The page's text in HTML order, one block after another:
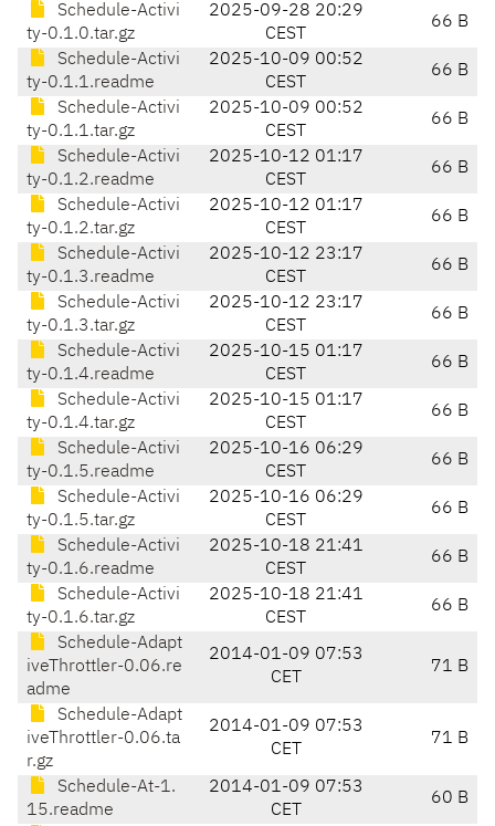
Schedule-Activi
ty-0.1.0.tar.gz
2025-09-28 20:29
CEST
66 B
Schedule-Activi
ty-0.1.1.readme
2025-10-09 00:52
CEST
66 B
Schedule-Activi
ty-0.1.1.tar.gz
2025-10-09 00:52
CEST
66 B
Schedule-Activi
ty-0.1.2.readme
2025-10-12 01:17
CEST
66 B
Schedule-Activi
ty-0.1.2.tar.gz
2025-10-12 01:17
CEST
66 B
Schedule-Activi
ty-0.1.3.readme
2025-10-12 23:17
CEST
66 B
Schedule-Activi
ty-0.1.3.tar.gz
2025-10-12 23:17
CEST
66 B
Schedule-Activi
ty-0.1.4.readme
2025-10-15 01:17
CEST
66 B
Schedule-Activi
ty-0.1.4.tar.gz
2025-10-15 01:17
CEST
66 B
Schedule-Activi
ty-0.1.5.readme
2025-10-16 06:29
CEST
66 B
Schedule-Activi
ty-0.1.5.tar.gz
2025-10-16 06:29
CEST
66 B
Schedule-Activi
ty-0.1.6.readme
2025-10-18 21:41
CEST
66 B
Schedule-Activi
ty-0.1.6.tar.gz
2025-10-18 21:41
CEST
66 B
Schedule-Adapt
iveThrottler-0.06.re
adme
2014-01-09 07:53
CET
71 B
Schedule-Adapt
iveThrottler-0.06.ta
r.gz
2014-01-09 07:53
CET
71 B
Schedule-At-1.
15.readme
2014-01-09 07:53
CET
60 B